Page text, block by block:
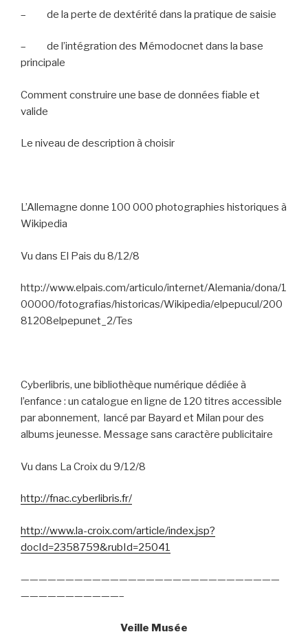
– de la perte de dextérité dans la pratique de saisie
–
de l’intégration des Mémodocnet dans la base
principale
Comment construire une base de données fiable et
valide
Le niveau de description à choisir
L’Allemagne donne 100 000 photographies historiques à
Wikipedia
Vu dans El Pais du 8/12/8
http://www.elpais.com/articulo/internet/Alemania/dona/1
00000/fotografias/historicas/Wikipedia/elpepucul/200
81208elpepunet_2/Tes
Cyberlibris, une bibliothèque numérique dédiée à
l’enfance : un catalogue en ligne de 120 titres accessible
par abonnement, lancé par Bayard et Milan pour des
albums jeunesse. Message sans caractère publicitaire
Vu dans La Croix du 9/12/8
http://fnac.cyberlibris.fr/
http://www.la-croix.com/article/index.jsp?
docId=2358759&rubId=25041
—————————————————————————————
———————————–
Veille Musée